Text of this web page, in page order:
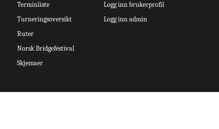
Terminliste
Turneringsoversikt
Ruter
Norsk Bridgefestival
Skjemaer
Logg inn brukerprofil
Logg inn admin